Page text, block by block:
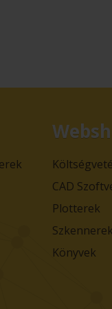
CAD
Plotterek
Szkennerek
Könyvek